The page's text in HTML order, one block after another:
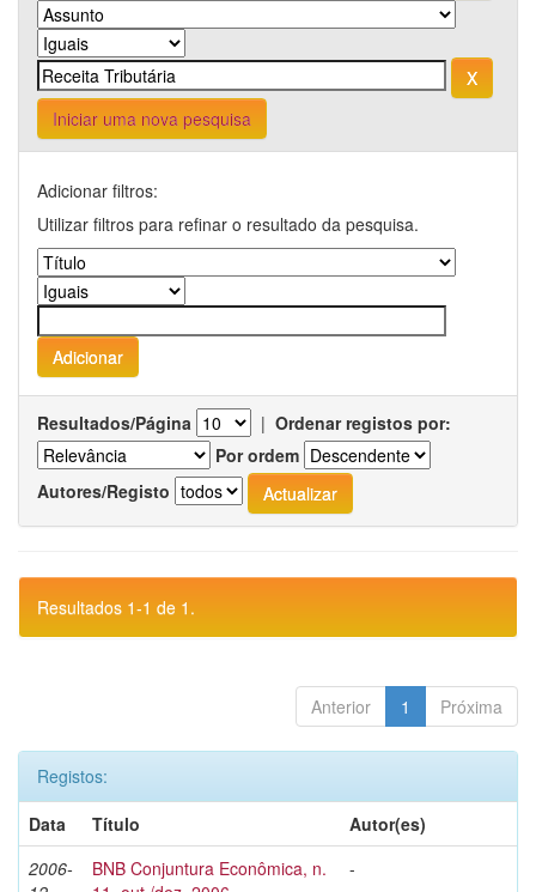
Iniciar uma nova pesquisa
Adicionar filtros:
Utilizar filtros para refinar o resultado da pesquisa.
Resultados/Página | Ordenar registos por:
Por ordem
Autores/Registo
Resultados 1-1 de 1.
Anterior 1 Próxima
Registos:
Data
Título
Autor(es)
2006-
BNB Conjuntura Econômica, n.
-